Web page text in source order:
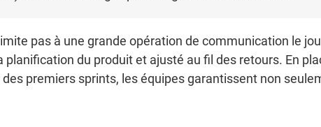
pas à une grande opération de communication le
planification du produit et ajusté au fil des retours. En
premiers sprints, les équipes garantissent non